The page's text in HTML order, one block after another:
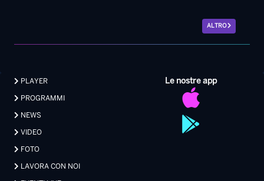
ALTRO
Le nostre app
PLAYER
PROGRAMMI
NEWS
VIDEO
FOTO
LAVORA CON NOI